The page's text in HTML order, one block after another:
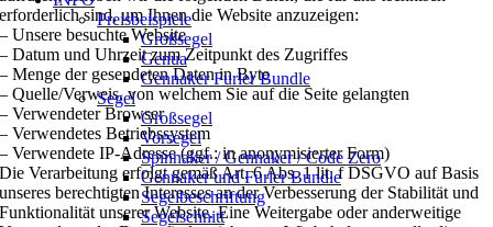
Preisbeispiele
Großsegel
Genua
Gennaker Furler Bundle
Segel
Großsegel
Vorsegel
Spinnaker / Gennaker / Code Zero
Gennaker und Furler Bundle
Segelbeschriftung
Segelschnitt
erforderlich sind, um Ihnen die Website anzuzeigen:
– Unsere besuchte Website
– Datum und Uhrzeit zum Zeitpunkt des Zugriffes
– Menge der gesendeten Daten in Byte
– Quelle/Verweis, von welchem Sie auf die Seite gelangten
– Verwendeter Browser
– Verwendetes Betriebssystem
– Verwendete IP-Adresse (ggf.: in anonymisierter Form)
Die Verarbeitung erfolgt gemäß Art. 6 Abs. 1 lit. f DSGVO auf Basis
unseres berechtigten Interesses an der Verbesserung der Stabilität und
Funktionalität unserer Website. Eine Weitergabe oder anderweitige